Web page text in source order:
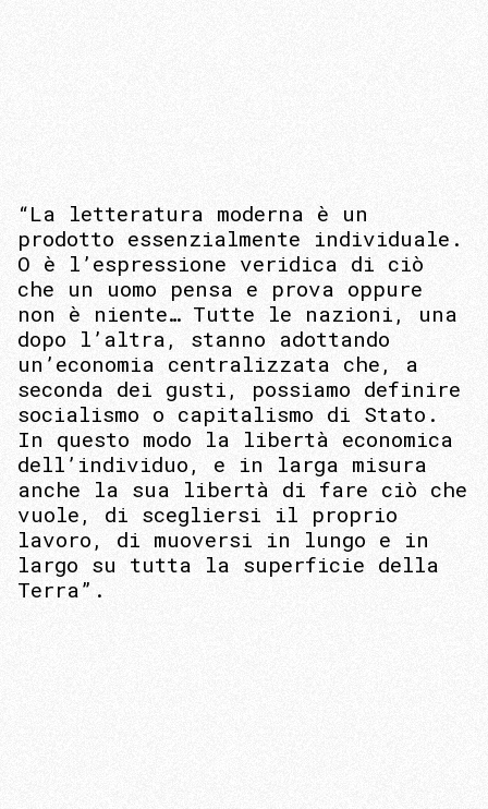
“La letteratura moderna è un
prodotto essenzialmente individuale.
O è l’espressione veridica di ciò
che un uomo pensa e prova oppure
non è niente… Tutte le nazioni, una
dopo l’altra, stanno adottando
un’economia centralizzata che, a
seconda dei gusti, possiamo definire
socialismo o capitalismo di Stato.
In questo modo la libertà economica
dell’individuo, e in larga misura
anche la sua libertà di fare ciò che
vuole, di scegliersi il proprio
lavoro, di muoversi in lungo e in
largo su tutta la superficie della
Terra”.